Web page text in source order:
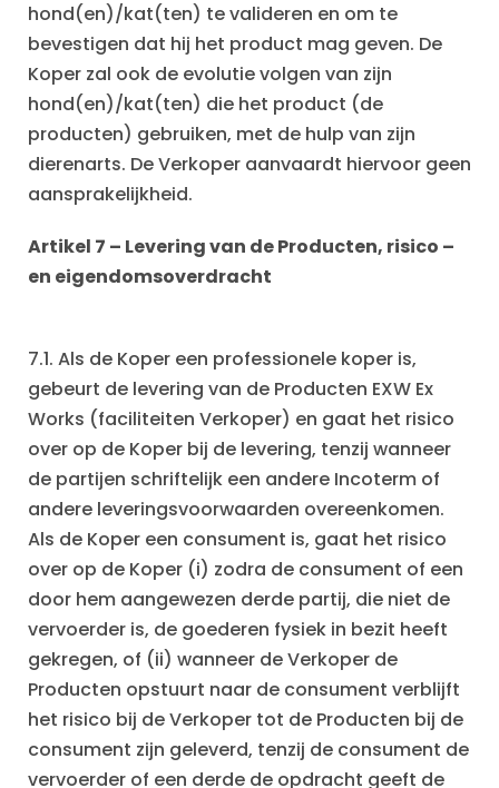
hond(en)/kat(ten) te valideren en om te
bevestigen dat hij het product mag geven. De
Koper zal ook de evolutie volgen van zijn
hond(en)/kat(ten) die het product (de
producten) gebruiken, met de hulp van zijn
dierenarts. De Verkoper aanvaardt hiervoor geen
aansprakelijkheid.
Artikel 7 – Levering van de Producten, risico –
en eigendomsoverdracht
7.1. Als de Koper een professionele koper is,
gebeurt de levering van de Producten EXW Ex
Works (faciliteiten Verkoper) en gaat het risico
over op de Koper bij de levering, tenzij wanneer
de partijen schriftelijk een andere Incoterm of
andere leveringsvoorwaarden overeenkomen.
Als de Koper een consument is, gaat het risico
over op de Koper (i) zodra de consument of een
door hem aangewezen derde partij, die niet de
vervoerder is, de goederen fysiek in bezit heeft
gekregen, of (ii) wanneer de Verkoper de
Producten opstuurt naar de consument verblijft
het risico bij de Verkoper tot de Producten bij de
consument zijn geleverd, tenzij de consument de
vervoerder of een derde de opdracht geeft de